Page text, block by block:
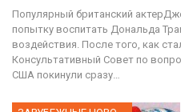
Популярный британский
попытку воспитать Дональда
воздействия. После того, как
Консультативный Совет по
США покинули сразу…